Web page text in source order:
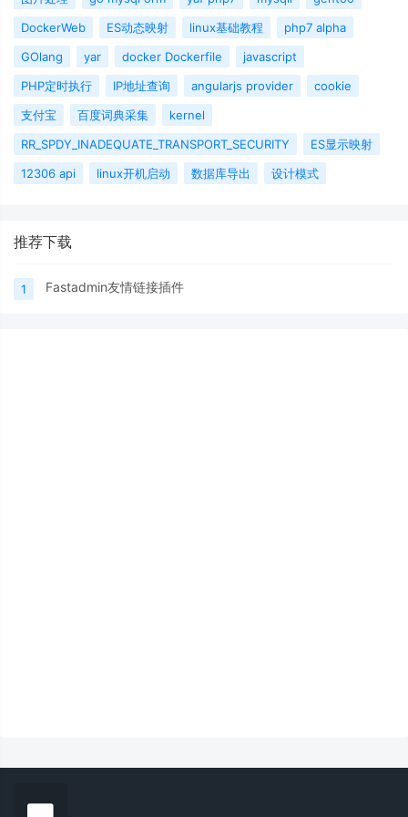
DockerWeb
ES动态映射 linux基础教程
php7 alpha
GOlang
yar docker Dockerfile
javascript
PHP定时执行
IP地址查询 angularjs provider
cookie
支付宝
百度词典采集
kernel
RR_SPDY_INADEQUATE_TRANSPORT_SECURITY
ES显示映射
12306 api
linux开机启动 数据库导出 设计模式
推荐下载
1 Fastadmin友情链接插件